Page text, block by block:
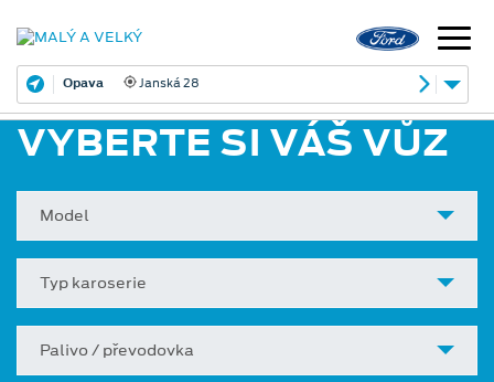
Opava Janská 28
VYBERTE SI VÁŠ VŮZ
Model
Typ karoserie
Palivo / převodovka